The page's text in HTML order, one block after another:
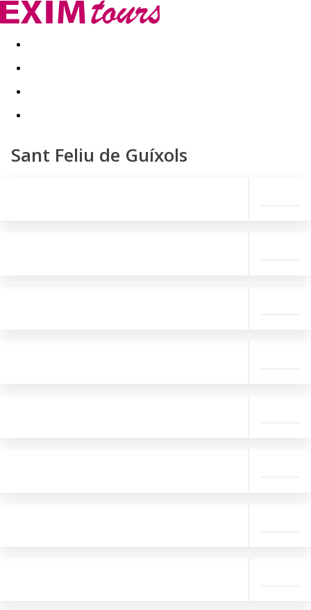
Akční nabídky Last minute
Sant Feliu de Guíxols